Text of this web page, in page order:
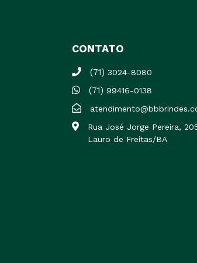
CONTATO
(71) 3024-8080
(71) 99416-0138
Rua José Jorge Pereira,
Lauro de Freitas/BA